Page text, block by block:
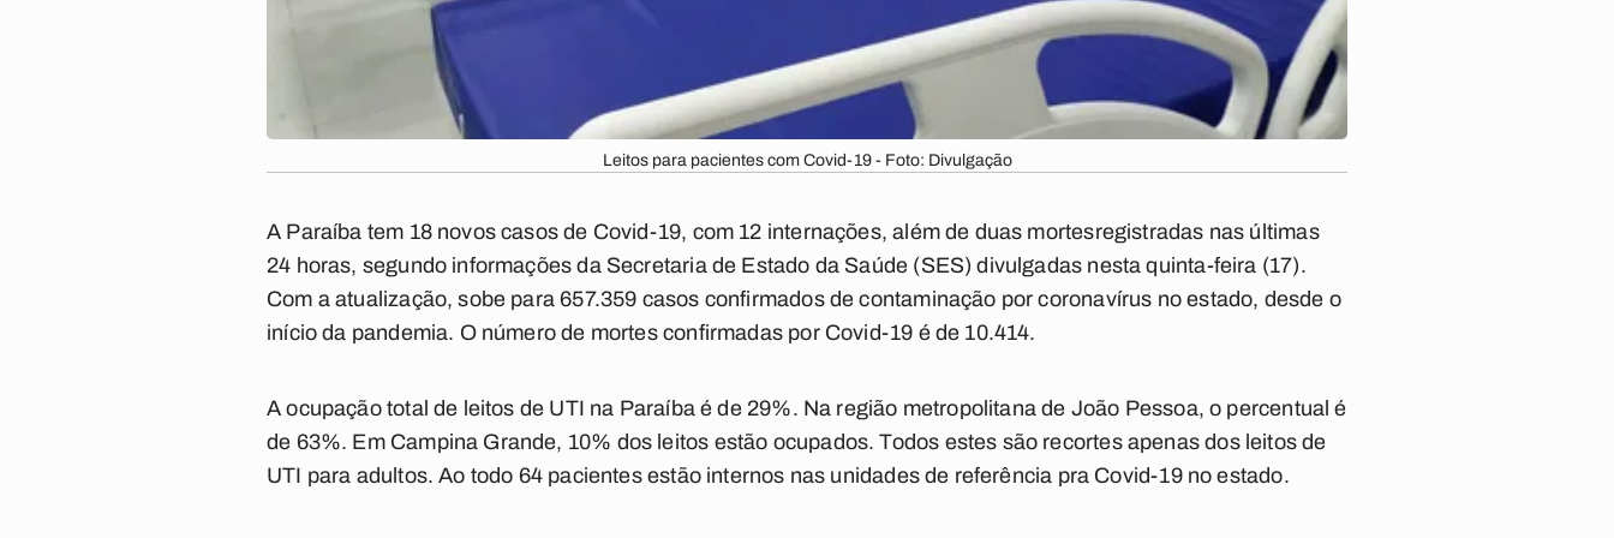
Leitos para pacientes com Covid-19 - Foto: Divulgação
A Paraíba tem 18 novos casos de Covid-19, com 12 internações, além de duas mortesregistradas nas últimas
24 horas, segundo informações da Secretaria de Estado da Saúde (SES) divulgadas nesta quinta-feira (17).
Com a atualização, sobe para 657.359 casos confirmados de contaminação por coronavírus no estado, desde o
início da pandemia. O número de mortes confirmadas por Covid-19 é de 10.414.
A ocupação total de leitos de UTI na Paraíba é de 29%. Na região metropolitana de João Pessoa, o percentual é
de 63%. Em Campina Grande, 10% dos leitos estão ocupados. Todos estes são recortes apenas dos leitos de
UTI para adultos. Ao todo 64 pacientes estão internos nas unidades de referência pra Covid-19 no estado.